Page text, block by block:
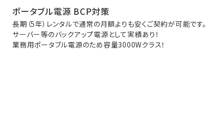
ポータブル電源 BCP対策
長期（5年）レンタルで通常の月額よりも安くご契約が可能です。
サーバー等のバックアップ電源として実績あり！
業務用ポータブル電源のため容量3000Wクラス！